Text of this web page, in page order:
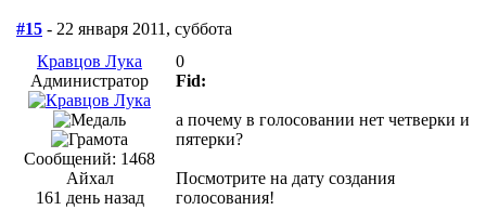
#15 - 22 января 2011, суббота
Кравцов Лука
Администратор
Сообщений: 1468
Айхал
161 день назад
0
Fid:
а почему в голосовании нет четверки и
пятерки?
Посмотрите на дату создания
голосования!